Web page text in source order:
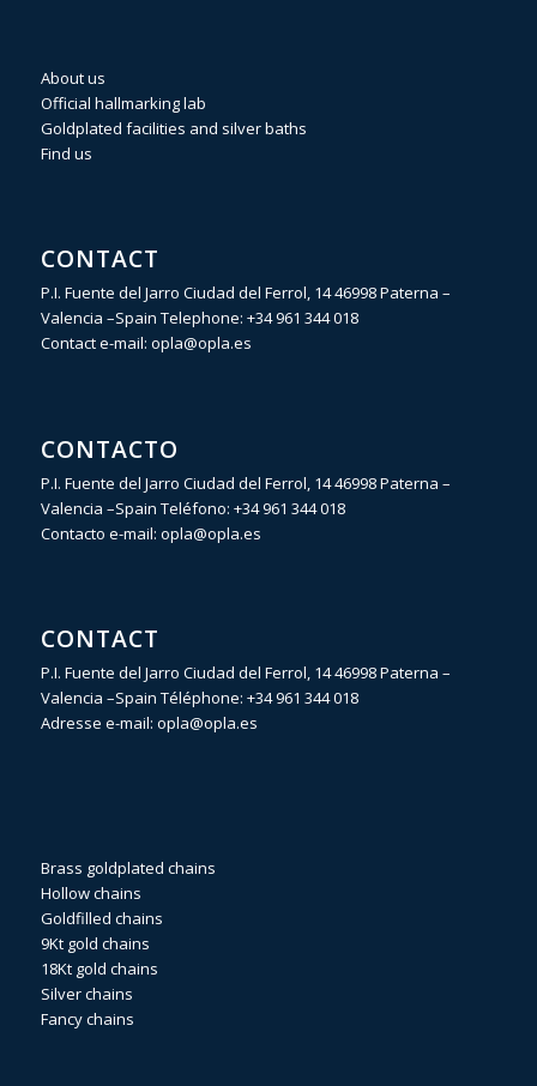
About us
Official hallmarking lab
Goldplated facilities and silver baths
Find us
CONTACT
P.I. Fuente del Jarro Ciudad del Ferrol, 14 46998 Paterna –
Valencia –Spain Telephone: +34 961 344 018
Contact e-mail: opla@opla.es
CONTACTO
P.I. Fuente del Jarro Ciudad del Ferrol, 14 46998 Paterna –
Valencia –Spain Teléfono: +34 961 344 018
Contacto e-mail: opla@opla.es
CONTACT
P.I. Fuente del Jarro Ciudad del Ferrol, 14 46998 Paterna –
Valencia –Spain Téléphone: +34 961 344 018
Adresse e-mail: opla@opla.es
Brass goldplated chains
Hollow chains
Goldfilled chains
9Kt gold chains
18Kt gold chains
Silver chains
Fancy chains